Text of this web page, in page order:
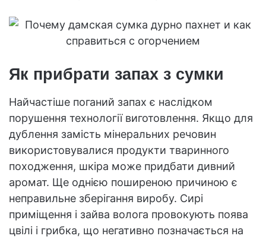
Як прибрати запах з сумки
Найчастіше поганий запах є наслідком
порушення технології виготовлення. Якщо для
дублення замість мінеральних речовин
використовувалися продукти тваринного
походження, шкіра може придбати дивний
аромат. Ще однією поширеною причиною є
неправильне зберігання виробу. Сирі
приміщення і зайва волога провокують поява
цвілі і грибка, що негативно позначається на